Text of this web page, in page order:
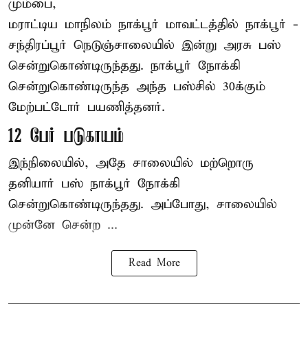
மும்பை,
மராட்டிய மாநிலம் நாக்பூர் மாவட்டத்தில் நாக்பூர் -
சந்திரப்பூர் நெடுஞ்சாலையில் இன்று அரசு பஸ்
சென்றுகொண்டிருந்தது. நாக்பூர் நோக்கி
சென்றுகொண்டிருந்த அந்த பஸ்சில் 30க்கும்
மேற்பட்டோர் பயணித்தனர்.
12 பேர் படுகாயம்
இந்நிலையில், அதே சாலையில் மற்றொரு
தனியார் பஸ் நாக்பூர் நோக்கி
சென்றுகொண்டிருந்தது. அப்போது, சாலையில்
முன்னே சென்ற ...
Read More